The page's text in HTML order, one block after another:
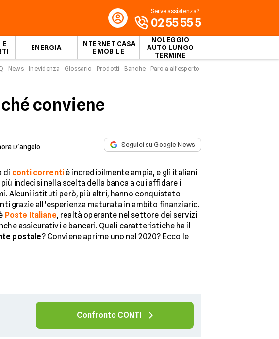
E
ENERGIA
INTERNET CASA
E MOBILE
NOLEGGIO
AUTO LUNGO
TERMINE
Serve assistenza?
02 55 55 5
News In evidenza Glossario Prodotti Banche Parola all'esperto
conviene
D'angelo Seguici su Google News
di conti correnti è incredibilmente ampia, e gli italiani
indecisi nella scelta della banca a cui affidare i
Alcuni istituti però, più altri, hanno conquistato
grazie all’esperienza maturata in ambito finanziario.
Poste Italiane, realtà operante nel settore dei servizi
assicurativi e bancari. Quali caratteristiche ha il
postale? Conviene aprirne uno nel 2020? Ecco le
Confronto CONTI